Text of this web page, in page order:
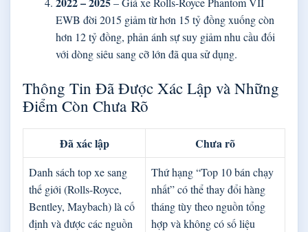
EWB đời 2015 giảm từ hơn 15 tỷ đồng xuống còn
hơn 12 tỷ đồng, phản ánh sự suy giảm nhu cầu đối
với dòng siêu sang cỡ lớn đã qua sử dụng.
Thông Tin Đã Được Xác Lập và Những
Điểm Còn Chưa Rõ
Đã xác lập Chưa rõ
Danh sách top xe sang
thế giới (Rolls-Royce,
Bentley, Maybach) là cố
định và được các nguồn
Thứ hạng “Top 10 bán chạy
nhất” có thể thay đổi hàng
tháng tùy theo nguồn tổng
hợp và không có số liệu